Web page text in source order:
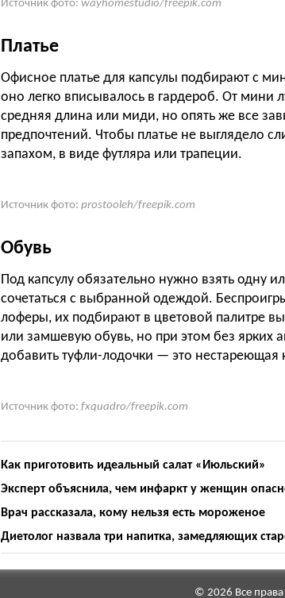
Источник фото: wayhomestudio/freepik.com
Платье
Офисное платье для капсулы подбирают с
оно легко вписывалось в гардероб. От мини
средняя длина или миди, но опять же все
предпочтений. Чтобы платье не выглядело
запахом, в виде футляра или трапеции.
Источник фото: prostooleh/freepik.com
Обувь
Под капсулу обязательно нужно взять одну
сочетаться с выбранной одеждой.
лоферы, их подбирают в цветовой палитре
или замшевую обувь, но при этом без ярких
добавить туфли-лодочки — это нестареющая
Источник фото: fxquadro/freepik.com
Как приготовить идеальный салат «Июльский»
Эксперт объяснила, чем инфаркт у женщин
Врач рассказала, кому нельзя есть мороженое
Диетолог назвала три напитка, замедляющих
© 2026 Все